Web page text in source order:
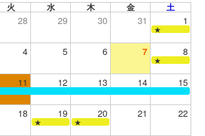
火 水 木 金 土
28 29 30 31 1
★
4 5 6 7 8
★
11 12 13 14 15
18 19 20 21 22
★
★